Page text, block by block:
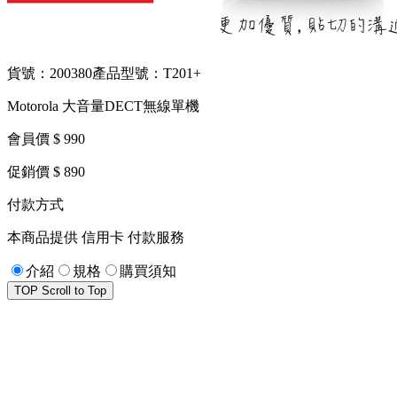
貨號：200380產品型號：T201+
Motorola 大音量DECT無線單機
會員價 $ 990
促銷價 $ 890
付款方式
本商品提供 信用卡 付款服務
介紹 規格 購買須知
TOP Scroll to Top